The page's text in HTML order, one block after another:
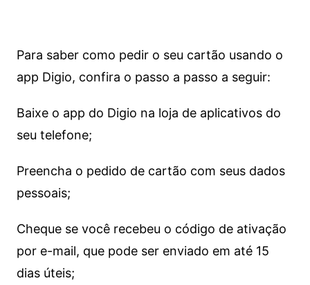
Para saber como pedir o seu cartão usando o
app Digio, confira o passo a passo a seguir:
Baixe o app do Digio na loja de aplicativos do
seu telefone;
Preencha o pedido de cartão com seus dados
pessoais;
Cheque se você recebeu o código de ativação
por e-mail, que pode ser enviado em até 15
dias úteis;